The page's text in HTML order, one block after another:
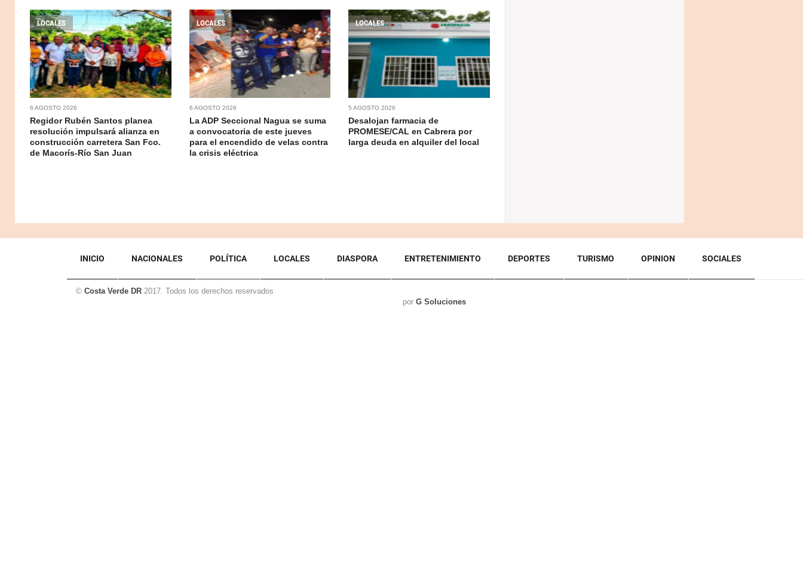
LOCALES
6 AGOSTO 2026
Regidor Rubén Santos planea
resolución impulsará alianza en
construcción carretera San Fco.
de Macorís-Río San Juan
LOCALES
6 AGOSTO 2026
La ADP Seccional Nagua se suma
a convocatoria de este jueves
para el encendido de velas contra
la crisis eléctrica
LOCALES
5 AGOSTO 2026
Desalojan farmacia de
PROMESE/CAL en Cabrera por
larga deuda en alquiler del local
INICIO NACIONALES POLÍTICA LOCALES DIASPORA ENTRETENIMIENTO DEPORTES TURISMO OPINION SOCIALES
© Costa Verde DR 2017. Todos los derechos reservados
por G Soluciones